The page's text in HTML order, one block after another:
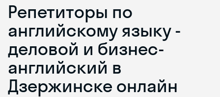
Репетиторы по
английскому языку -
деловой и бизнес-
английский в
Дзержинске онлайн
online